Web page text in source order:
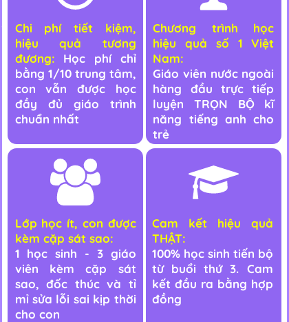
Chi phí tiết kiệm,
hiệu quả tương
đương: Học phí chỉ
bằng 1/10 trung tâm,
con vẫn được học
đầy đủ giáo trình
chuẩn nhất
Chương trình học
hiệu quả số 1 Việt
Nam:
Giáo viên nước ngoài
hàng đầu trực tiếp
luyện TRỌN BỘ kĩ
năng tiếng anh cho
trẻ
Lớp học ít, con được
kèm cặp sát sao:
1 học sinh - 3 giáo
viên kèm cặp sát
sao, đốc thúc và tỉ
mỉ sửa lỗi sai kịp thời
cho con
Cam kết hiệu quả
THẬT:
100% học sinh tiến bộ
từ buổi thứ 3. Cam
kết đầu ra bằng hợp
đồng